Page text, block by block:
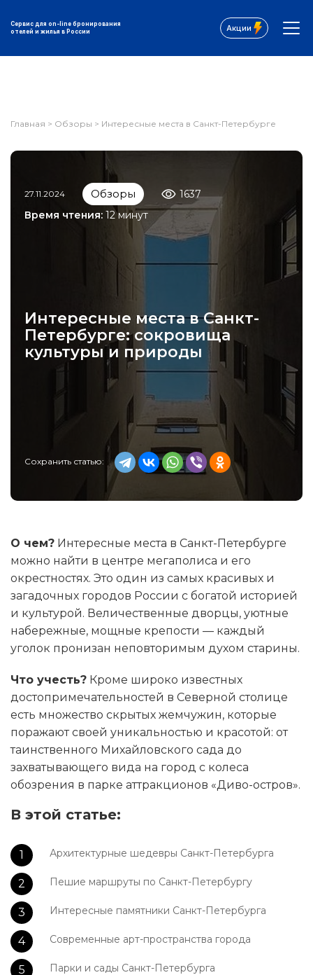
Сервис для on-line бронирования
отелей и жилья в России
Акции
Главная > Обзоры > Интересные места в Санкт-Петербурге
27.11.2024 Обзоры
1637
Время чтения: 12 минут
Интересные места в Санкт-
Петербурге: сокровища
культуры и природы
Сохранить статью:
О чем? Интересные места в Санкт-Петербурге
можно найти в центре мегаполиса и его
окрестностях. Это один из самых красивых и
загадочных городов России с богатой историей
и культурой. Величественные дворцы, уютные
набережные, мощные крепости — каждый
уголок пронизан неповторимым духом старины.
Что учесть? Кроме широко известных
достопримечательностей в Северной столице
есть множество скрытых жемчужин, которые
поражают своей уникальностью и красотой: от
таинственного Михайловского сада до
захватывающего вида на город с колеса
обозрения в парке аттракционов «Диво-остров».
В этой статье:
Архитектурные шедевры Санкт-Петербурга
Пешие маршруты по Санкт-Петербургу
Интересные памятники Санкт-Петербурга
Современные арт-пространства города
Парки и сады Санкт-Петербурга